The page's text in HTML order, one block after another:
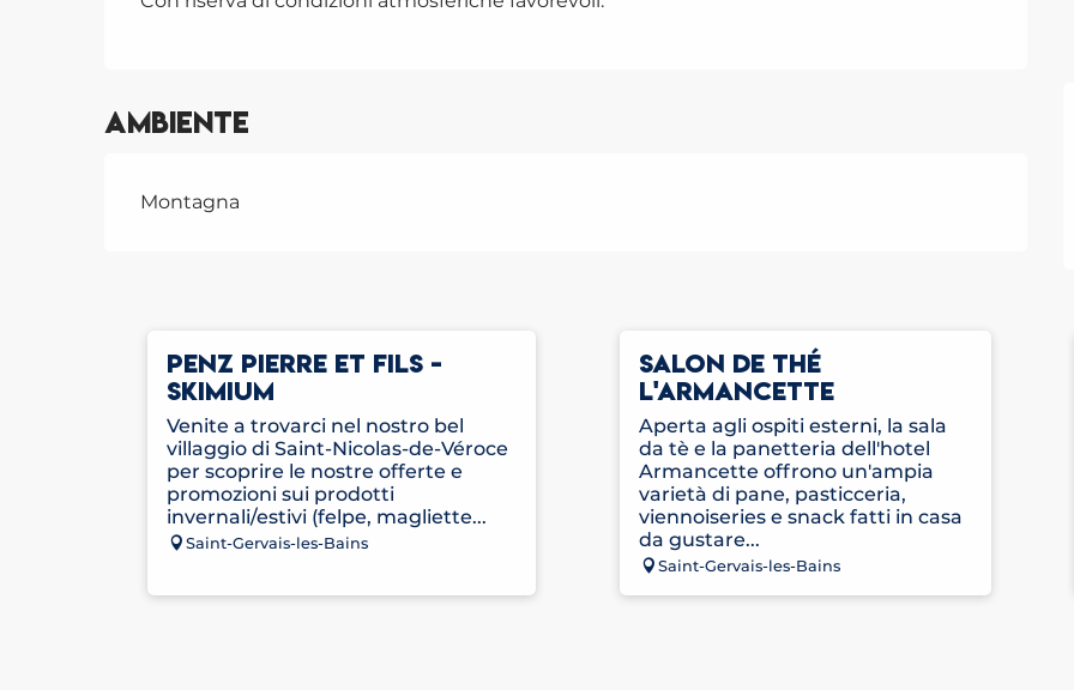
Ambiente
Montagna
PENZ PIERRE ET FILS -
SKIMIUM
Venite a trovarci nel nostro bel
villaggio di Saint-Nicolas-de-Véroce
per scoprire le nostre offerte e
promozioni sui prodotti
invernali/estivi (felpe, magliette...
Saint-Gervais-les-Bains
SALON DE THÉ
L'ARMANCETTE
Aperta agli ospiti esterni, la sala
da tè e la panetteria dell'hotel
Armancette offrono un'ampia
varietà di pane, pasticceria,
viennoiseries e snack fatti in casa
da gustare...
Saint-Gervais-les-Bains